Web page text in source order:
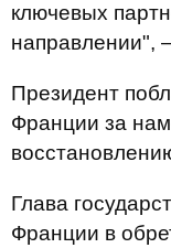
ключевых
направлении",
Президент
Франции за
Глава
Франции в